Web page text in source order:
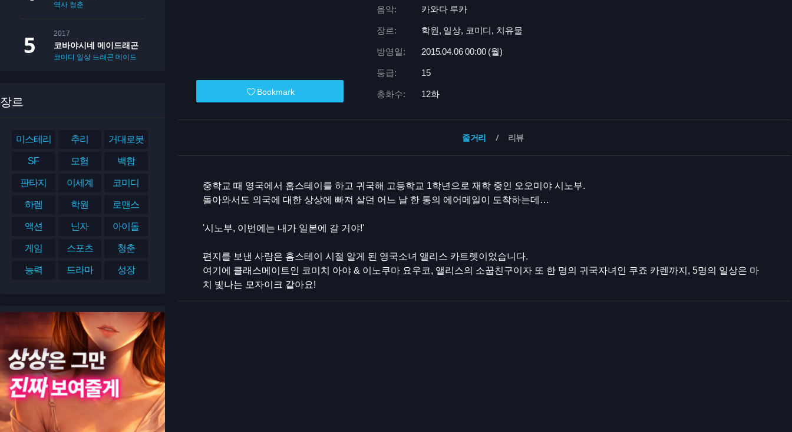
역사 청춘
2017
코바야시네 메이드래곤
코미디 일상 드래곤 메이드
장르
미스테리 추리 거대로봇
SF 모험 백합
판타지 이세계 코미디
하렘 학원 로맨스
액션 닌자 아이돌
게임 스포츠 청춘
능력 드라마 성장
Bookmark
음악: 카와다 루카
장르: 학원, 일상, 코미디, 치유물
방영일: 2015.04.06 00:00 (월)
등급: 15
총화수: 12화
줄거리 리뷰
중학교 때 영국에서 홈스테이를 하고 귀국해 고등학교 1학년으로 재학 중인 오오미야 시노부.
돌아와서도 외국에 대한 상상에 빠져 살던 어느 날 한 통의 에어메일이 도착하는데…
'시노부, 이번에는 내가 일본에 갈 거야!'
편지를 보낸 사람은 홈스테이 시절 알게 된 영국소녀 앨리스 카트렛이었습니다.
여기에 클래스메이트인 코미치 아야 & 이노쿠마 요우코, 앨리스의 소꿉친구이자 또 한 명의 귀국자녀인 쿠죠 카렌까지, 5명의 일상은 마
치 빛나는 모자이크 같아요!